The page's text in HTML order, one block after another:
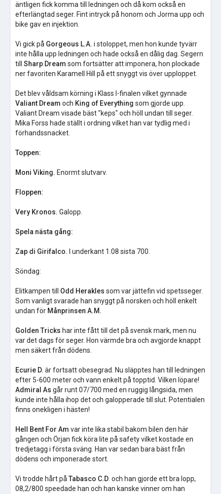
äntligen fick komma till ledningen och då kom också en
efterlängtad seger. Fint intryck på honom och Jorma upp och
bike gav en injektion.
Vi gick på Gorgeous L.A. i stoloppet, men hon kunde tyvärr
inte hålla upp ledningen och hade också en dålig dag. Segern
till Sharp Dream som fortsätter att imponera, hon plockade
ner favoriten Karamell Hill på ett snyggt vis över upploppet.
Det blev våldsam körning i Klass I-finalen vilket gynnade
Valiant Dream och King of Everything som gjorde upp.
Valiant Dream visade bäst "keps" och höll undan till seger.
Mika Forss hade ställt i ordning vilket han var tydlig med i
förhandssnacket.
Toppen:
Moni Viking. Enormt slutvarv.
Floppen:
Very Kronos. Galopp.
Spela nästa gång:
Zap di Girifalco. I underkant 1.08 sista 700.
Söndag:
Elitkampen till Odd Herakles som var jättefin vid spetsseger.
Som vanligt svarade han snyggt på norsken och höll enkelt
undan för Månprinsen A.M.
Golden Tricks har inte fått till det på svensk mark, men nu
var det dags för seger. Hon värmde bra och avgjorde knappt
men säkert från dödens.
Ecurie D. är fortsatt obesegrad. Nu släpptes han till ledningen
efter 5-600 meter och vann enkelt på topptid. Vilken löpare!
Admiral As går runt 07/700 med en ruggig långsida, men
kunde inte hålla ihop det och galopperade till slut. Potentialen
finns onekligen i hästen!
Hell Bent For Am var inte lika stabil bakom bilen den här
gången och Örjan fick köra lite på safety vilket kostade en
tredjetagg i första sväng. Han var sedan bara bäst från
dödens och imponerade stort.
Vi trodde hårt på Tabasco C.D . och han gjorde ett bra lopp,
08,2/800 speedade han och han kanske vinner om han